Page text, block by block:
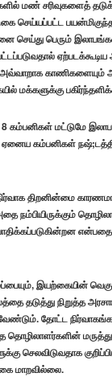
மண் சரிவுகளைத்
செய்யப்பட்ட
செய்து பெரும்
மக்களுக்கு
கம்பனிகள் மட்டுமே
ஏனைய கம்பனிகள்
திறனின்மை
நம்பியிருக்கும்
இயற்கையின்
தடுத்து நிறுத்த
தோட்ட
செலவிடுவதாக
மாறவில்லை.